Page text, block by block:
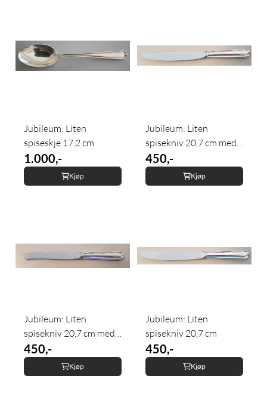
Jubileum: Liten
spiseskje 17,2 cm
1.000,-
Kjøp
Jubileum: Liten
spisekniv 20,7 cm med
...
450,-
Kjøp
Jubileum: Liten
spisekniv 20,7 cm med
...
450,-
Kjøp
Jubileum: Liten
spisekniv 20,7 cm
450,-
Kjøp